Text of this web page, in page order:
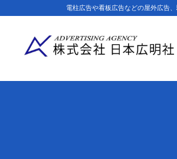
電柱広告や看板広告などの屋外広告